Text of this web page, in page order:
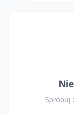
Spróbuj